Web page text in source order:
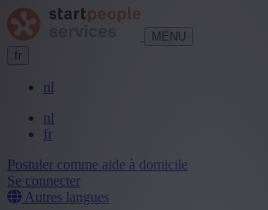
MENU
fr
nl
nl
fr
Postuler comme aide à domicile
Se connecter
Autres langues